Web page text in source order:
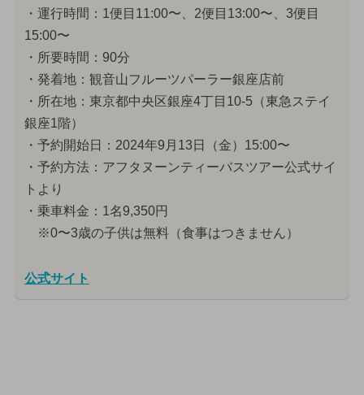
・運行時間：1便目11:00〜、2便目13:00〜、3便目
15:00〜
・所要時間：90分
・発着地：観音山フルーツパーラー銀座店前
・所在地：東京都中央区銀座4丁目10-5（東急ステイ
銀座1階）
・予約開始日：2024年9月13日（金）15:00〜
・予約方法：アフタヌーンティーバスツアー公式サイ
トより
・乗車料金：1名9,350円
※0〜3歳の子供は無料（食事はつきません）
公式サイト